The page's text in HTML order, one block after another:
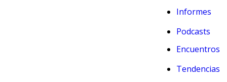
Informes
Podcasts
Encuentros
Tendencias